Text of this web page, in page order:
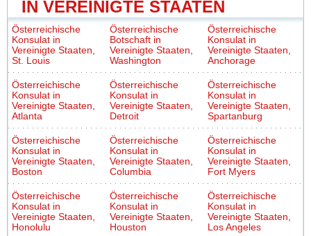
IN VEREINIGTE STAATEN
Österreichische
Konsulat in
Vereinigte Staaten,
St. Louis
Österreichische
Botschaft in
Vereinigte Staaten,
Washington
Österreichische
Konsulat in
Vereinigte Staaten,
Anchorage
Österreichische
Konsulat in
Vereinigte Staaten,
Atlanta
Österreichische
Konsulat in
Vereinigte Staaten,
Detroit
Österreichische
Konsulat in
Vereinigte Staaten,
Spartanburg
Österreichische
Konsulat in
Vereinigte Staaten,
Boston
Österreichische
Konsulat in
Vereinigte Staaten,
Columbia
Österreichische
Konsulat in
Vereinigte Staaten,
Fort Myers
Österreichische
Konsulat in
Vereinigte Staaten,
Honolulu
Österreichische
Konsulat in
Vereinigte Staaten,
Houston
Österreichische
Konsulat in
Vereinigte Staaten,
Los Angeles